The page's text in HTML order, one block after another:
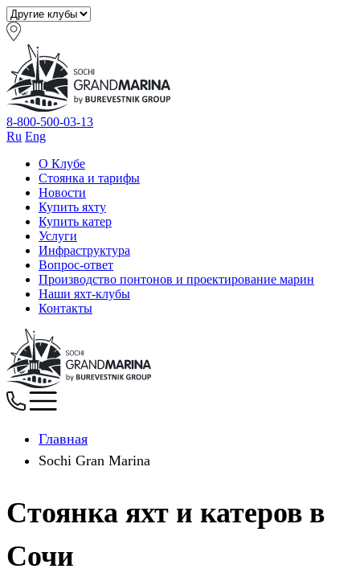
8-800-500-03-13
Ru Eng
О Клубе
Стоянка и тарифы
Новости
Купить яхту
Купить катер
Услуги
Инфраструктура
Вопрос-ответ
Производство понтонов и проектирование марин
Наши яхт-клубы
Контакты
Главная
Sochi Gran Marina
Стоянка яхт и катеров в
Сочи